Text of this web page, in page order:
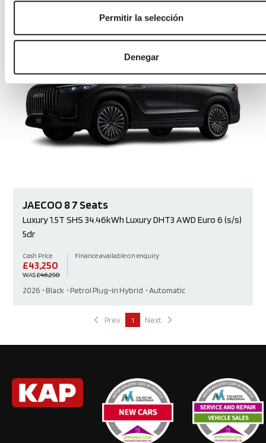
Permitir la selección
Denegar
JAECOO 87 Seats
Luxury1.5T SHS 34.46kWh Luxury DHT3 AWD Euro 6 (s/s)
5dr
Cash Price
£43,250
WAS£46,250
Finance available on enquiry
2026 Black Petrol Plug-in Hybrid Automatic
Prev 1 Next